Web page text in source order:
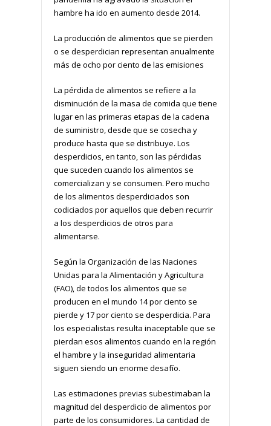
hambre ha ido en aumento desde 2014.
La producción de alimentos que se pierden
o se desperdician representan anualmente
más de ocho por ciento de las emisiones
La pérdida de alimentos se refiere a la
disminución de la masa de comida que tiene
lugar en las primeras etapas de la cadena
de suministro, desde que se cosecha y
produce hasta que se distribuye. Los
desperdicios, en tanto, son las pérdidas
que suceden cuando los alimentos se
comercializan y se consumen. Pero mucho
de los alimentos desperdiciados son
codiciados por aquellos que deben recurrir
a los desperdicios de otros para
alimentarse.
Según la Organización de las Naciones
Unidas para la Alimentación y Agricultura
(FAO), de todos los alimentos que se
producen en el mundo 14 por ciento se
pierde y 17 por ciento se desperdicia. Para
los especialistas resulta inaceptable que se
pierdan esos alimentos cuando en la región
el hambre y la inseguridad alimentaria
siguen siendo un enorme desafío.
Las estimaciones previas subestimaban la
magnitud del desperdicio de alimentos por
parte de los consumidores. La cantidad de